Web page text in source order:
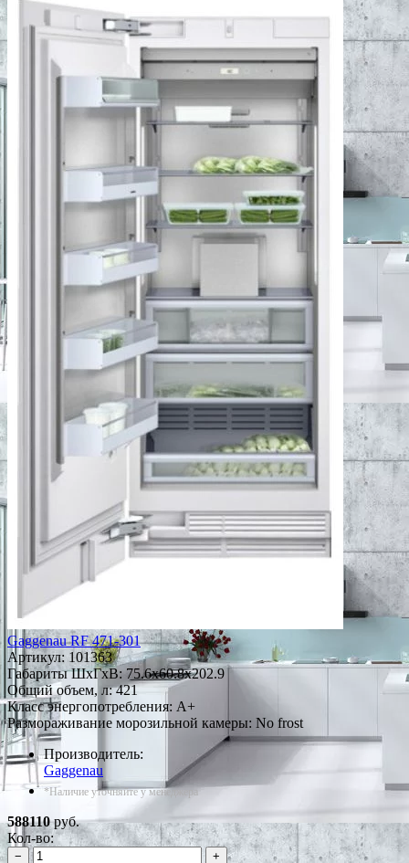
Gaggenau RF 471-301
Артикул:101363
Габариты ШxГxВ: 75.6x60.8x202.9
Общий объем, л: 421
Класс энергопотребления: A+
Размораживание морозильной камеры: No frost
Производитель:
Gaggenau
*Наличие уточняйте у менеджера
588110руб.
Кол-во:
−
+